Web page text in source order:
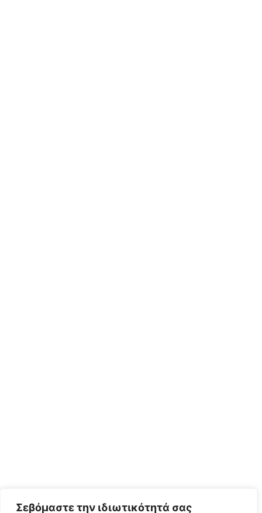
Σεβόμαστε την ιδιωτικότητά σας